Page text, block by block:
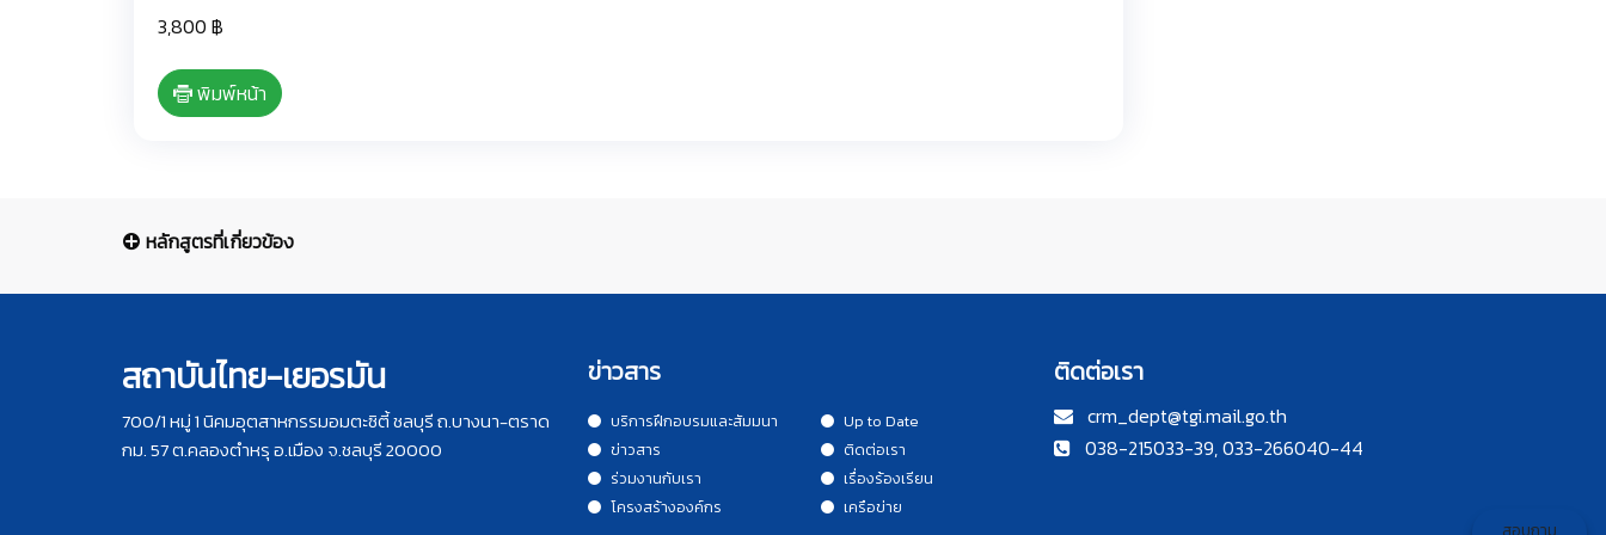
3,800 ฿
พิมพ์หน้า
หลักสูตรที่เกี่ยวข้อง
สถาบันไทย-เยอรมัน
700/1 หมู่ 1 นิคมอุตสาหกรรมอมตะซิตี้ ชลบุรี ถ.บางนา-ตราด
กม. 57 ต.คลองตำหรุ อ.เมือง จ.ชลบุรี 20000
ข่าวสาร
บริการฝึกอบรมและสัมมนา
ข่าวสาร
ร่วมงานกับเรา
โครงสร้างองค์กร
Up to Date
ติดต่อเรา
เรื่องร้องเรียน
เครือข่าย
ติดต่อเรา
crm_dept@tgi.mail.go.th
038-215033-39, 033-266040-44